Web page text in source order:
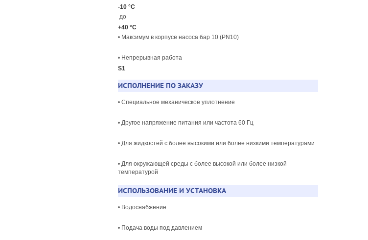
-10 °C
до
+40 °C
• Максимум в корпусе насоса бар 10 (PN10)
• Непрерывная работа
S1
ИСПОЛНЕНИЕ ПО ЗАКАЗУ
• Специальное механическое уплотнение
• Другое напряжение питания или частота 60 Гц
• Для жидкостей с более высокими или более низкими температурами
• Для окружающей среды с более высокой или более низкой
температурой
ИСПОЛЬЗОВАНИЕ И УСТАНОВКА
• Водоснабжение
• Подача воды под давлением